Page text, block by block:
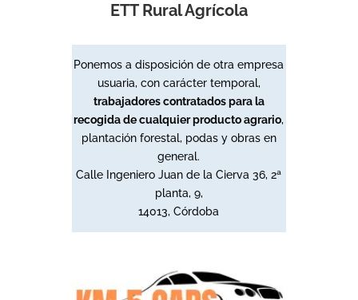
ETT Rural Agrícola
Ponemos a disposición de otra empresa
usuaria, con carácter temporal,
trabajadores contratados para la
recogida de cualquier producto agrario,
plantación forestal, podas y obras en
general.
Calle Ingeniero Juan de la Cierva 36, 2ª
planta, 9,
14013, Córdoba